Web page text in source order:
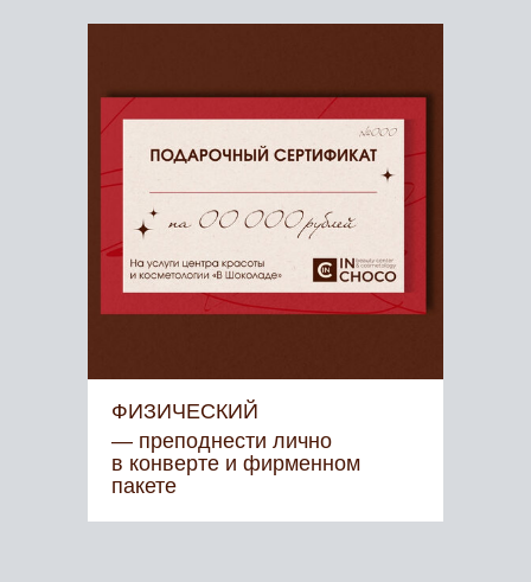
ФИЗИЧЕСКИЙ
— преподнести лично
в конверте и фирменном
пакете